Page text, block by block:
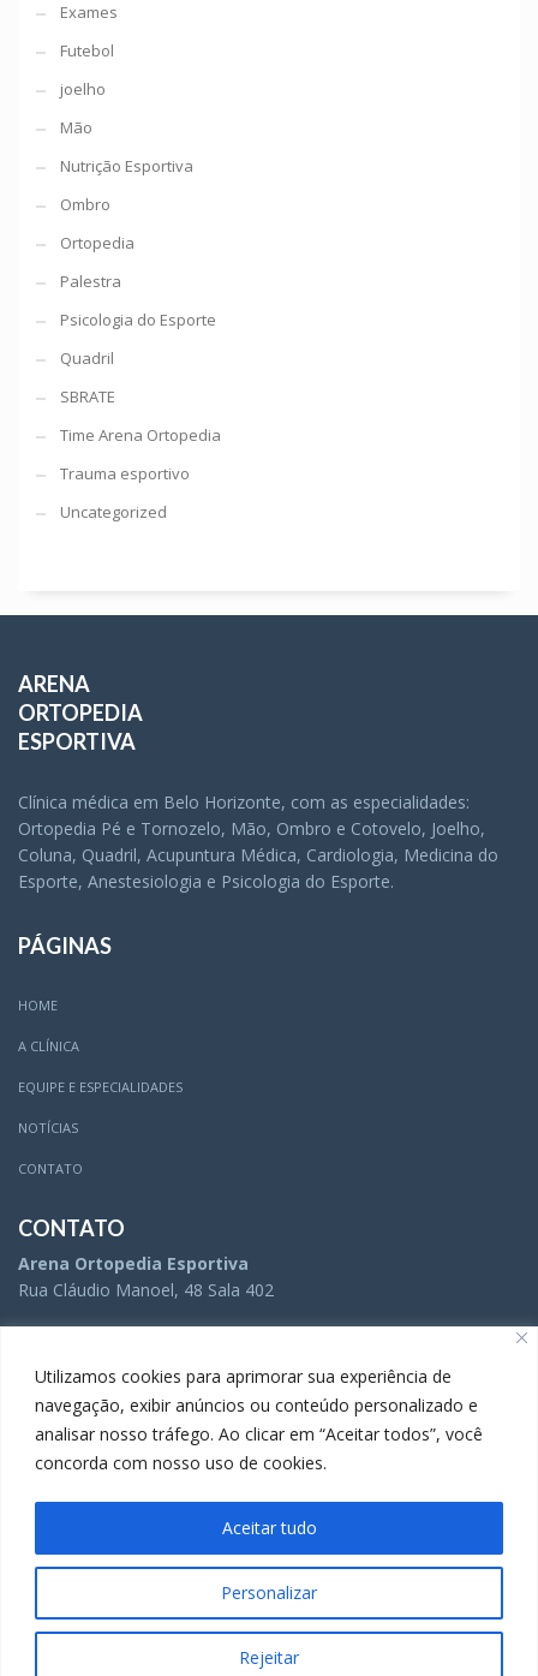
Utilizamos cookies para aprimorar sua experiência de
navegação, exibir anúncios ou conteúdo personalizado e
analisar nosso tráfego. Ao clicar em “Aceitar todos”, você
concorda com nosso uso de cookies.
Personalizar
Rejeitar
Aceitar tudo
Exames
Futebol
joelho
Mão
Nutrição Esportiva
Ombro
Ortopedia
Palestra
Psicologia do Esporte
Quadril
SBRATE
Time Arena Ortopedia
Trauma esportivo
Uncategorized
ARENA
ORTOPEDIA
ESPORTIVA
Clínica médica em Belo Horizonte, com as especialidades:
Ortopedia Pé e Tornozelo, Mão, Ombro e Cotovelo, Joelho,
Coluna, Quadril, Acupuntura Médica, Cardiologia, Medicina do
Esporte, Anestesiologia e Psicologia do Esporte.
PÁGINAS
HOME
A CLÍNICA
EQUIPE E ESPECIALIDADES
NOTÍCIAS
CONTATO
CONTATO
Arena Ortopedia Esportiva
Rua Cláudio Manoel, 48 Sala 402
(31) 3504-5005
(31) 3283-9738
A Comunicação da Arena Ortopedia Esportiva é gerenciada porMovida